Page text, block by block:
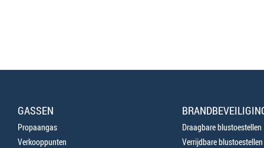
GASSEN
Propaangas
Verkooppunten
Draagbare blustoestellen
Verrijdbare blustoestellen